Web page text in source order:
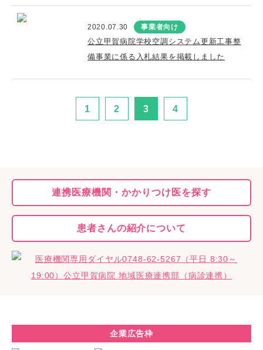
2020.07.30 事業者向け
公立甲賀病院学校空調システム更新工事整
備事業に係る入札結果を掲載しました
1 2 3 4
連携医療機関・かかりつけ医を探す
患者さんの紹介について
企業広告枠